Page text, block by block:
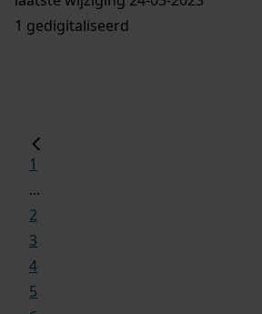
1 gedigitaliseerd
1
...
2
3
4
5